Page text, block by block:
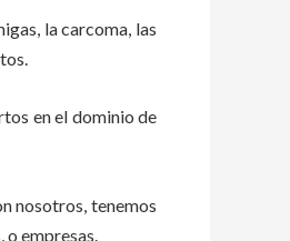
la carcoma, las
en el dominio de
nosotros, tenemos
empresas.